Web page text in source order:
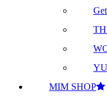
MIM SHOP